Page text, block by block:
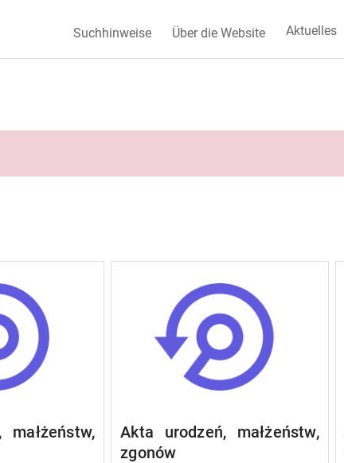
Suchhinweise Über die Website Aktuelles
Akta urodzeń, małżeństw,
zgonów